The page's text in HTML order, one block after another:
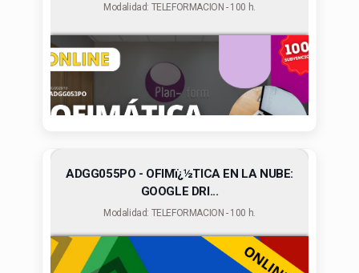
Modalidad: TELEFORMACION - 100 h.
ADGG055PO - OFIMï¿½TICA EN LA NUBE:
GOOGLE DRI...
Modalidad: TELEFORMACION - 100 h.